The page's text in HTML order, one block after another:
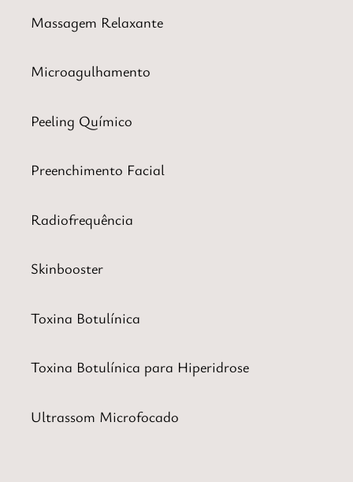
Massagem Relaxante
Microagulhamento
Peeling Químico
Preenchimento Facial
Radiofrequência
Skinbooster
Toxina Botulínica
Toxina Botulínica para Hiperidrose
Ultrassom Microfocado